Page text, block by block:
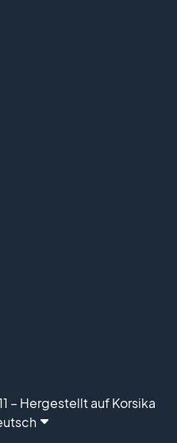
– Hergestellt auf Korsika